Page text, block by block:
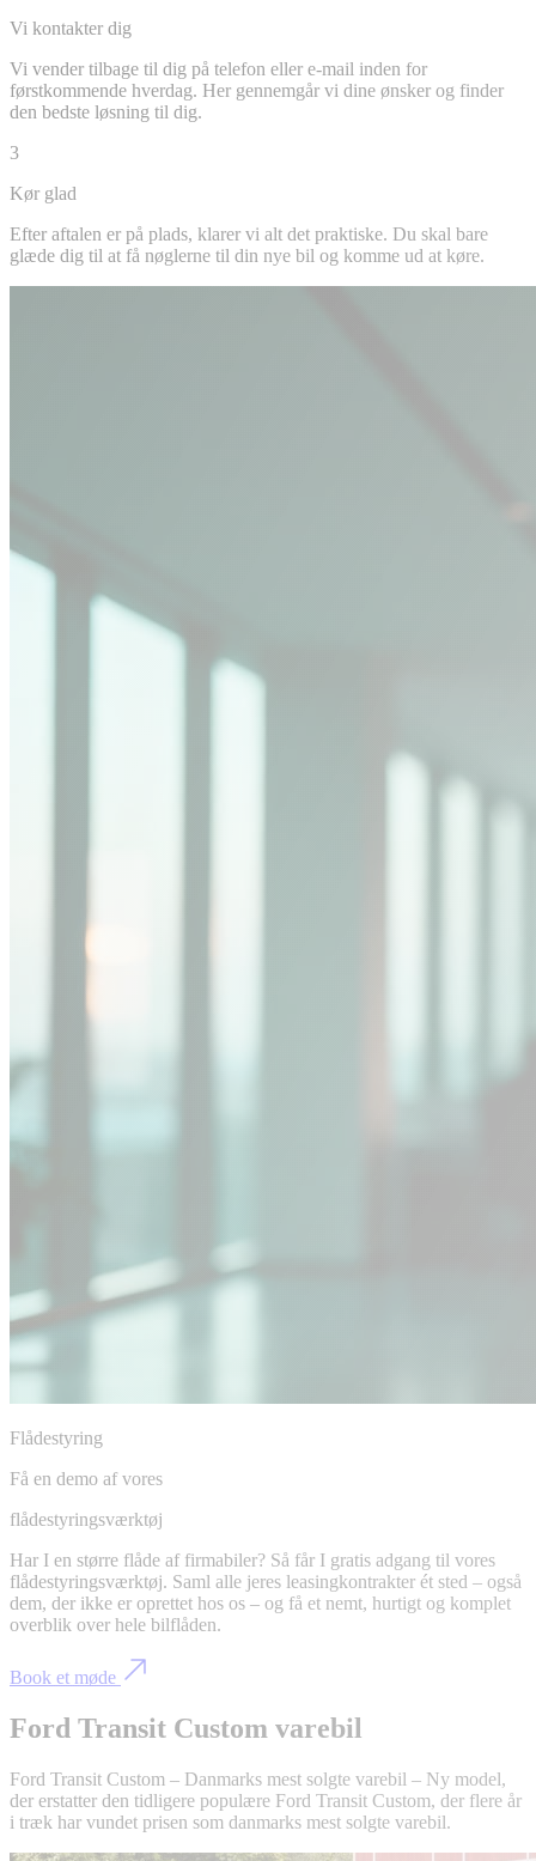
Vi kontakter dig
Vi vender tilbage til dig på telefon eller e-mail inden for
førstkommende hverdag. Her gennemgår vi dine ønsker og finder
den bedste løsning til dig.
3
Kør glad
Efter aftalen er på plads, klarer vi alt det praktiske. Du skal bare
glæde dig til at få nøglerne til din nye bil og komme ud at køre.
Flådestyring
Få en demo af vores
flådestyringsværktøj
Har I en større flåde af firmabiler? Så får I gratis adgang til vores
flådestyringsværktøj. Saml alle jeres leasingkontrakter ét sted – også
dem, der ikke er oprettet hos os – og få et nemt, hurtigt og komplet
overblik over hele bilflåden.
Book et møde
Ford Transit Custom varebil
Ford Transit Custom – Danmarks mest solgte varebil – Ny model,
der erstatter den tidligere populære Ford Transit Custom, der flere år
i træk har vundet prisen som danmarks mest solgte varebil.